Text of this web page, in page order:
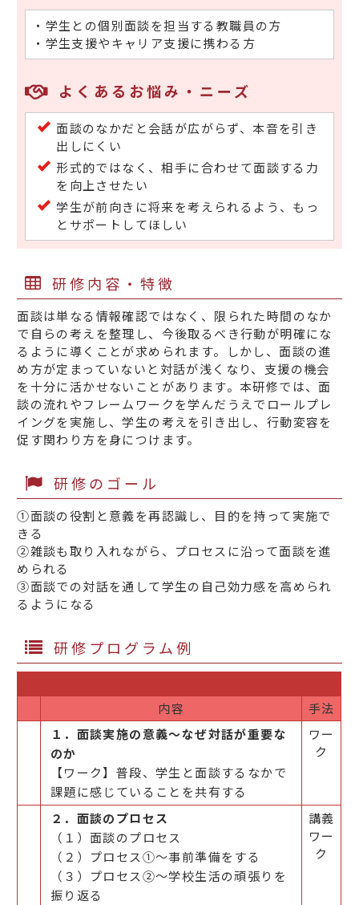
・学生との個別面談を担当する教職員の方
・学生支援やキャリア支援に携わる方
よくあるお悩み・ニーズ
面談のなかだと会話が広がらず、本音を引き
出しにくい
形式的ではなく、相手に合わせて面談する力
を向上させたい
学生が前向きに将来を考えられるよう、もっ
とサポートしてほしい
研修内容・特徴
面談は単なる情報確認ではなく、限られた時間のなか
で自らの考えを整理し、今後取るべき行動が明確にな
るように導くことが求められます。しかし、面談の進
め方が定まっていないと対話が浅くなり、支援の機会
を十分に活かせないことがあります。本研修では、面
談の流れやフレームワークを学んだうえでロールプレ
イングを実施し、学生の考えを引き出し、行動変容を
促す関わり方を身につけます。
研修のゴール
①面談の役割と意義を再認識し、目的を持って実施で
きる
②雑談も取り入れながら、プロセスに沿って面談を進
められる
③面談での対話を通して学生の自己効力感を高められ
るようになる
研修プログラム例
内容 手法
１．面談実施の意義～なぜ対話が重要な
のか
【ワーク】普段、学生と面談するなかで
課題に感じていることを共有する
ワー
ク
２．面談のプロセス
（１）面談のプロセス
（２）プロセス①～事前準備をする
（３）プロセス②～学校生活の頑張りを
振り返る
講義
ワー
ク